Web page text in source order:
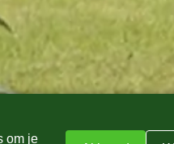
op maat
beplantingen en
om je